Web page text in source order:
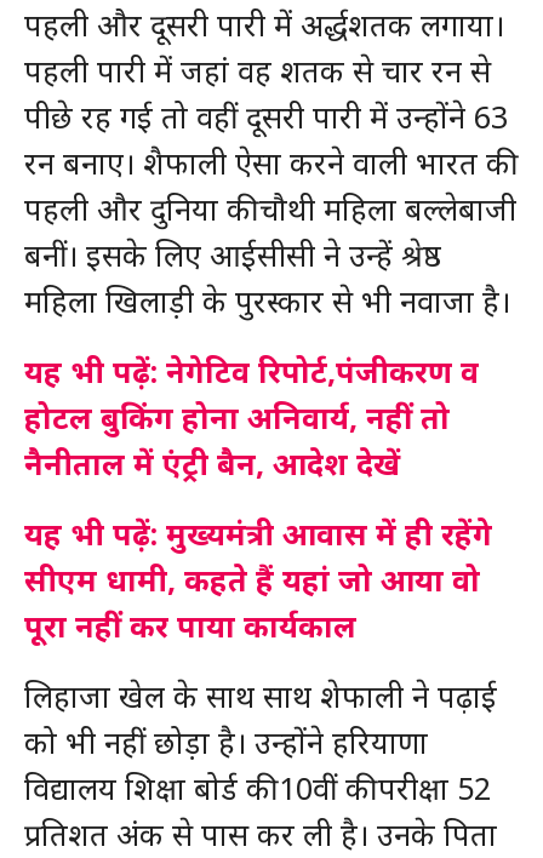
पहली और दूसरी पारी में अर्द्धशतक लगाया।
पहली पारी में जहां वह शतक से चार रन से
पीछे रह गई तो वहीं दूसरी पारी में उन्होंने 63
रन बनाए। शैफाली ऐसा करने वाली भारत की
पहली और दुनिया की चौथी महिला बल्लेबाजी
बनीं। इसके लिए आईसीसी ने उन्हें श्रेष्ठ
महिला खिलाड़ी के पुरस्कार से भी नवाजा है।
यह भी पढ़ें: नेगेटिव रिपोर्ट,पंजीकरण व
होटल बुकिंग होना अनिवार्य, नहीं तो
नैनीताल में एंट्री बैन, आदेश देखें
यह भी पढ़ें: मुख्यमंत्री आवास में ही रहेंगे
सीएम धामी, कहते हैं यहां जो आया वो
पूरा नहीं कर पाया कार्यकाल
लिहाजा खेल के साथ साथ शेफाली ने पढ़ाई
को भी नहीं छोड़ा है। उन्होंने हरियाणा
विद्यालय शिक्षा बोर्ड की 10वीं की परीक्षा 52
प्रतिशत अंक से पास कर ली है। उनके पिता